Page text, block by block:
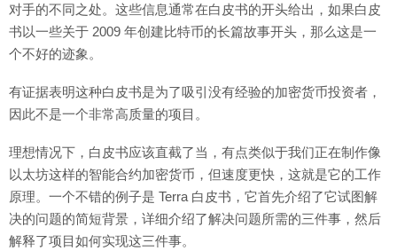
对手的不同之处。这些信息通常在白皮书的开头给出，如果白皮
书以一些关于 2009 年创建比特币的长篇故事开头，那么这是一
个不好的迹象。
有证据表明这种白皮书是为了吸引没有经验的加密货币投资者，
因此不是一个非常高质量的项目。
理想情况下，白皮书应该直截了当，有点类似于我们正在制作像
以太坊这样的智能合约加密货币，但速度更快，这就是它的工作
原理。一个不错的例子是 Terra 白皮书，它首先介绍了它试图解
决的问题的简短背景，详细介绍了解决问题所需的三件事，然后
解释了项目如何实现这三件事。